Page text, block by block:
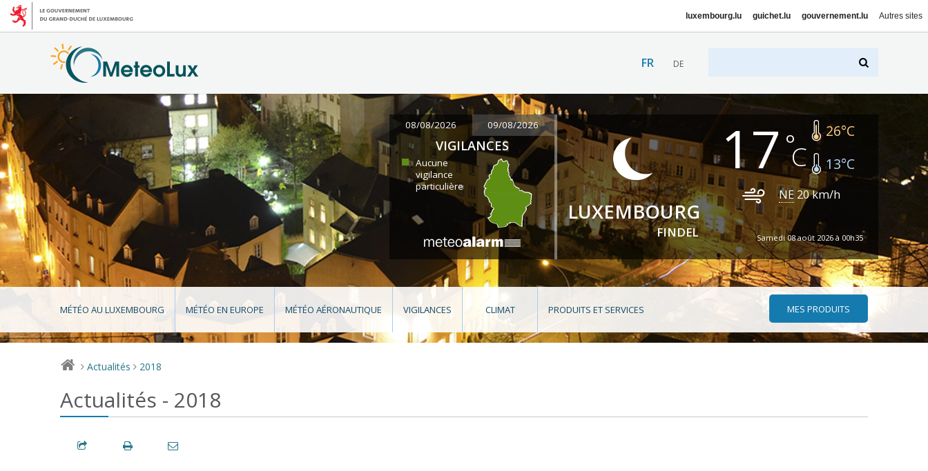
luxembourg.lu guichet.lu gouvernement.lu Autres sites
FR DE
08/08/2026 09/08/2026
VIGILANCES
Aucune
vigilance
particulière
LUXEMBOURG
FINDEL
17 26°C
13°C
NE 20km/h
Samedi 08 août 2026 à 00h35
MÉTÉO AU LUXEMBOURG MÉTÉO EN EUROPE MÉTÉO AÉRONAUTIQUE VIGILANCES CLIMAT PRODUITS ET SERVICES MES PRODUITS
> Actualités > 2018
Actualités - 2018